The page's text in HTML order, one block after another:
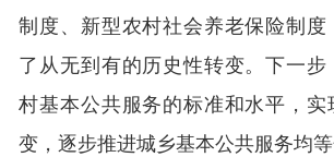
制度、新型农村社会养老保险制
了从无到有的历史性转变。下一
村基本公共服务的标准和水平，
变，逐步推进城乡基本公共服务均等